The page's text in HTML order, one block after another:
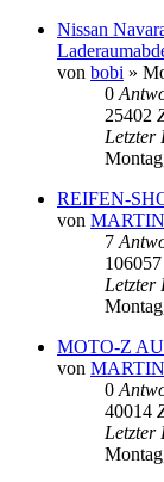
Nissan
von bobi »
0
25402
Letzter
REIFEN-
von
7
106057
Letzter
MOTO-Z
von
0
40014
Letzter